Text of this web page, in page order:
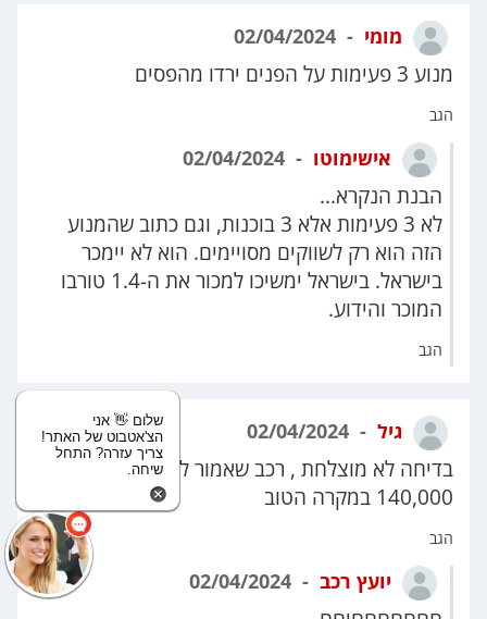
מומי
מנוע 3 פעימות על הפנים ירדו מהפסים
הגב
אישימוטו
הבנת הנקרא...
לא 3 פעימות אלא 3 בוכנות, וגם כתוב שהמנוע
הזה הוא רק לשווקים מסויימים. הוא לא יימכר
בישראל. בישראל ימשיכו למכור את ה-1.4 טורבו
המוכר והידוע.
הגב
גיל
בדיחה לא מוצלחת , רכב שאמור לעלות במקסימום
140,000 במקרה הטוב
הגב
יועץ רכב
שלום 👋 אני
הצ'אטבוט של האתר!
צריך עזרה? התחל
שיחה.